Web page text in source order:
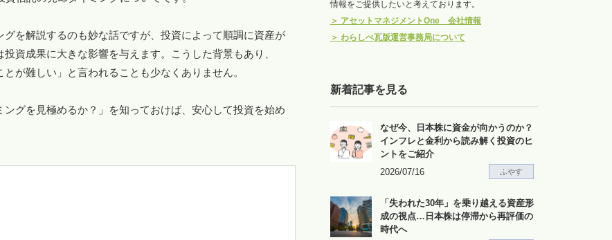
を解説するのも妙な話ですが、投資によって順調に資産が
資成果に大きな影響を与えます。こうした背景もあり、
が難しい」と言われることも少なくありません。
グを見極めるか？」を知っておけば、安心して投資を始め
情報をご提供したいと考えております。
＞ アセットマネジメントOne 会社情報
＞ わらしべ瓦版運営事務局について
新着記事を見る
なぜ今、日本株に資金が向かうのか？
インフレと金利から読み解く投資のヒ
ントをご紹介
2026/07/16
ふやす
「失われた30年」を乗り越える資産形
成の視点…日本株は停滞から再評価の
時代へ